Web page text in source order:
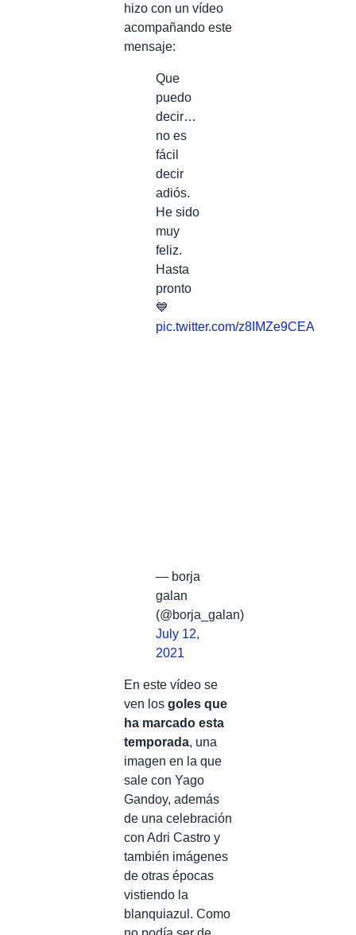
hizo con un vídeo
acompañando este
mensaje:
Que
puedo
decir…
no es
fácil
decir
adiós.
He sido
muy
feliz.
Hasta
pronto
💙
pic.twitter.com/z8IMZe9CEA
— borja
galan
(@borja_galan)
July 12,
2021
En este vídeo se
ven los goles que
ha marcado esta
temporada, una
imagen en la que
sale con Yago
Gandoy, además
de una celebración
con Adri Castro y
también imágenes
de otras épocas
vistiendo la
blanquiazul. Como